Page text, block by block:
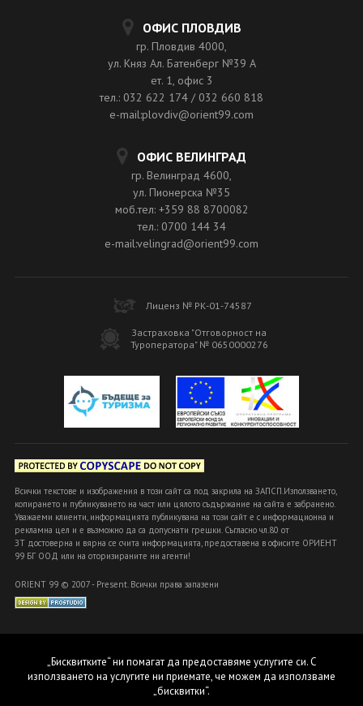
ОФИС ПЛОВДИВ
гр. Пловдив 4000,
ул. Княз Ал. Батенберг №39 A
ет. 1, офис 3
тел.: 032 622 174 / 032 660 818
e-mail:plovdiv@orient99.com
ОФИС ВЕЛИНГРАД
гр. Велинград 4600,
ул. Пионерска №35
моб.тел: +359 88 8700082
тел.: 0700 144 34
e-mail:velingrad@orient99.com
Лиценз № РК-01-74587
Застраховка "Отговорност на
Туроператора" № 0650000276
Всички текстове и изображения в този сайт са под закрила на ЗАПСП.Използването,
копирането и публикуването на част или цялото съдържание на сайта е забранено.
Уважаеми клиенти, информацията публикувана на този сайт е с информационна и
рекламна цел и е възможно да са допуснати грешки. Съгласно чл.80 от
ЗТ достоверна и вярна се счита информацията, предоставена в офисите ОРИЕНТ
99 БГ ООД или на оторизираните ни агенти!
ORIENT 99 © 2007 - Present. Всички права запазени
„Бисквитките“ ни помагат да предоставяме услугите си. С
използването на услугите ни приемате, че можем да използваме
„бисквитки“.